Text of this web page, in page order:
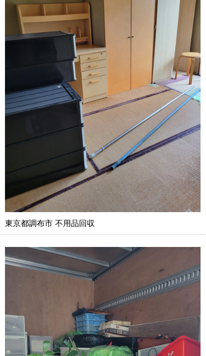
東京都調布市 不用品回収